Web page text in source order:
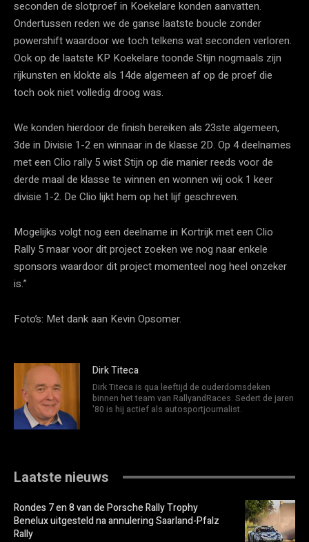
seconden de slotproef in Koekelare konden aanvatten.
Ondertussen reden we de ganse laatste boucle zonder
powershift waardoor we toch telkens wat seconden verloren.
Ook op de laatste KP Koekelare toonde Stijn nogmaals zijn
rijkunsten en klokte als 14de algemeen af op de proef die
toch ook niet volledig droog was.
We konden hierdoor de finish bereiken als 23ste algemeen,
3de in Divisie 1-2 en winnaar in de klasse 2D. Op 4 deelnames
met een Clio rally 5 wist Stijn op die manier reeds voor de
derde maal de klasse te winnen en wonnen wij ook 1 keer
divisie 1-2. De Clio lijkt hem op het lijf geschreven.
Mogelijks volgt nog een deelname in Kortrijk met een Clio
Rally 5 maar voor dit project zoeken we nog naar enkele
sponsors waardoor dit project momenteel nog heel onzeker
is.”
Foto’s: Met dank aan Kevin Opsomer.
Dirk Titeca
Dirk Titeca is qua leeftijd de ouderdomsdeken
binnen het team van RallyandRaces. Sedert de jaren
'80 is hij actief als autosportjournalist.
Laatste nieuws
Rondes 7 en 8 van de Porsche Rally Trophy
Benelux uitgesteld na annulering Saarland-Pfalz
Rally